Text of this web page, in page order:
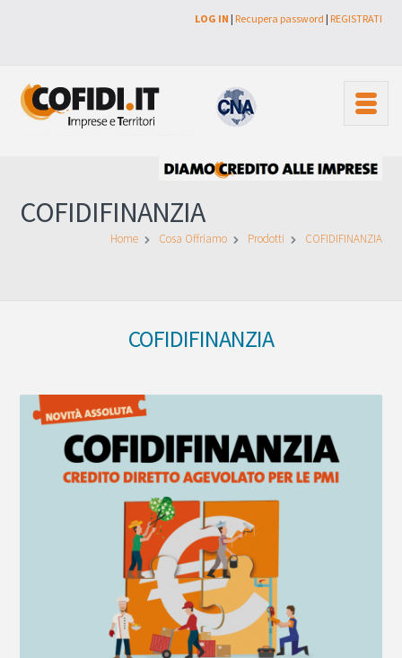
LOG IN | Recupera password | REGISTRATI
COFIDIFINANZIA
Home Cosa Offriamo Prodotti COFIDIFINANZIA
COFIDIFINANZIA